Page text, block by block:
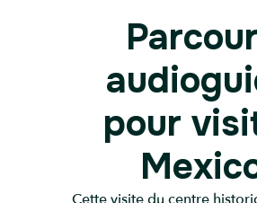
pour